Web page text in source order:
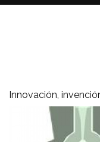
Innovación,